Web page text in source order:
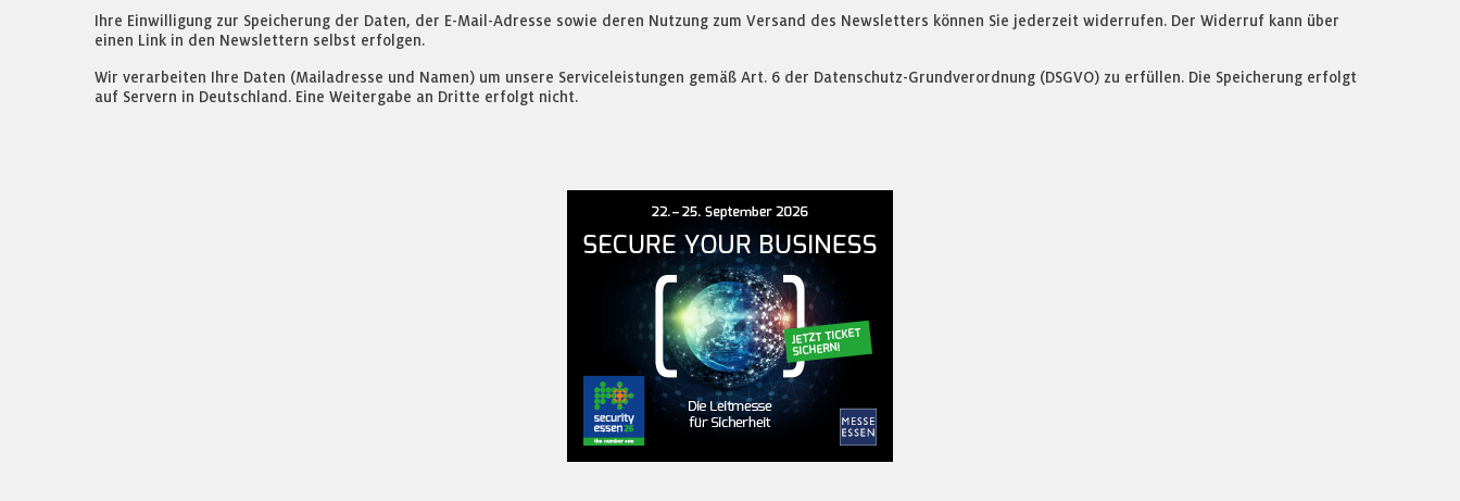
Ihre Einwilligung zur Speicherung der Daten, der E-Mail-Adresse sowie deren Nutzung zum Versand des Newsletters können Sie jederzeit widerrufen. Der Widerruf kann über
einen Link in den Newslettern selbst erfolgen.
Wir verarbeiten Ihre Daten (Mailadresse und Namen) um unsere Serviceleistungen gemäß Art. 6 der Datenschutz-Grundverordnung (DSGVO) zu erfüllen. Die Speicherung erfolgt
auf Servern in Deutschland. Eine Weitergabe an Dritte erfolgt nicht.